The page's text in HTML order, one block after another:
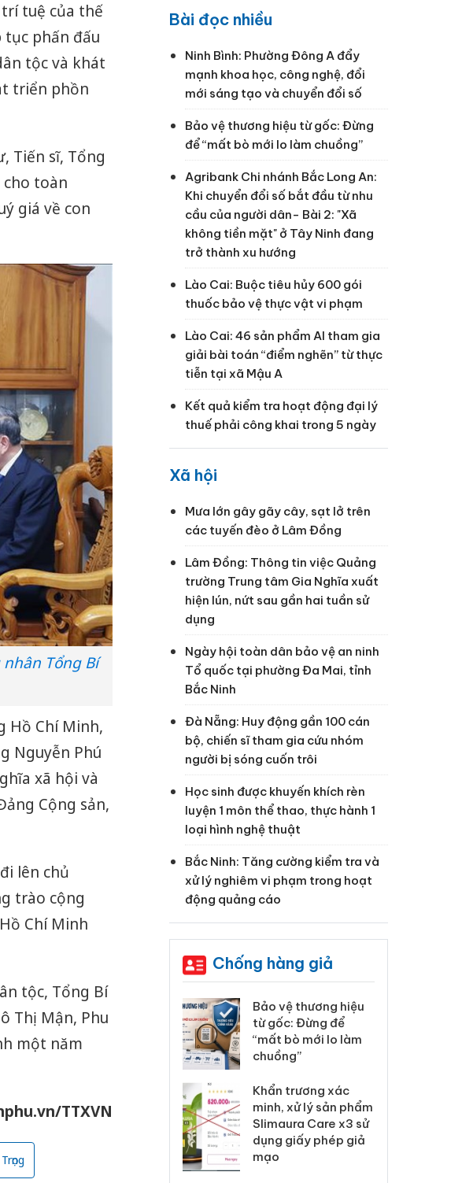
tuệ của thế
phấn đấu
tộc và khát
triển phồn
Tiến sĩ, Tổng
cho toàn
giá về con
Tổng Bí
Hồ Chí Minh,
Nguyễn Phú
xã hội và
Cộng sản,
lên chủ
trào cộng
Chí Minh
tộc, Tổng Bí
Thị Mận, Phu
một năm
TTXVN
Bài đọc nhiều
Ninh Bình: Phường Đông A đẩy
mạnh khoa học, công nghệ, đổi
mới sáng tạo và chuyển đổi số
Bảo vệ thương hiệu từ gốc: Đừng
để “mất bò mới lo làm chuồng”
Agribank Chi nhánh Bắc Long An:
Khi chuyển đổi số bắt đầu từ nhu
cầu của người dân- Bài 2: "Xã
không tiền mặt" ở Tây Ninh đang
trở thành xu hướng
Lào Cai: Buộc tiêu hủy 600 gói
thuốc bảo vệ thực vật vi phạm
Lào Cai: 46 sản phẩm AI tham gia
giải bài toán “điểm nghẽn” từ thực
tiễn tại xã Mậu A
Kết quả kiểm tra hoạt động đại lý
thuế phải công khai trong 5 ngày
Xã hội
Mưa lớn gây gãy cây, sạt lở trên
các tuyến đèo ở Lâm Đồng
Lâm Đồng: Thông tin việc Quảng
trường Trung tâm Gia Nghĩa xuất
hiện lún, nứt sau gần hai tuần sử
dụng
Ngày hội toàn dân bảo vệ an ninh
Tổ quốc tại phường Đa Mai, tỉnh
Bắc Ninh
Đà Nẵng: Huy động gần 100 cán
bộ, chiến sĩ tham gia cứu nhóm
người bị sóng cuốn trôi
Học sinh được khuyến khích rèn
luyện 1 môn thể thao, thực hành 1
loại hình nghệ thuật
Bắc Ninh: Tăng cường kiểm tra và
xử lý nghiêm vi phạm trong hoạt
động quảng cáo
Chống hàng giả
Hưng Yên: Xử lý 6 hộ
kinh doanh bán hàng
giả mạo nhãn hiệu
công khai hàng ngàn
Bảo vệ thương hiệu
từ gốc: Đừng để
“mất bò mới lo làm
chuồng”
Khẩn trương xác
minh, xử lý sản phẩm
Slimaura Care x3 sử
dụng giấy phép giả
mạo